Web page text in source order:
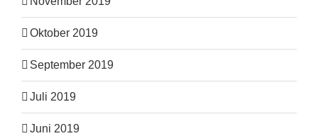
Oktober 2019
September 2019
Juli 2019
Juni 2019